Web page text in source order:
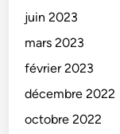
juin 2023
mars 2023
février 2023
décembre 2022
octobre 2022